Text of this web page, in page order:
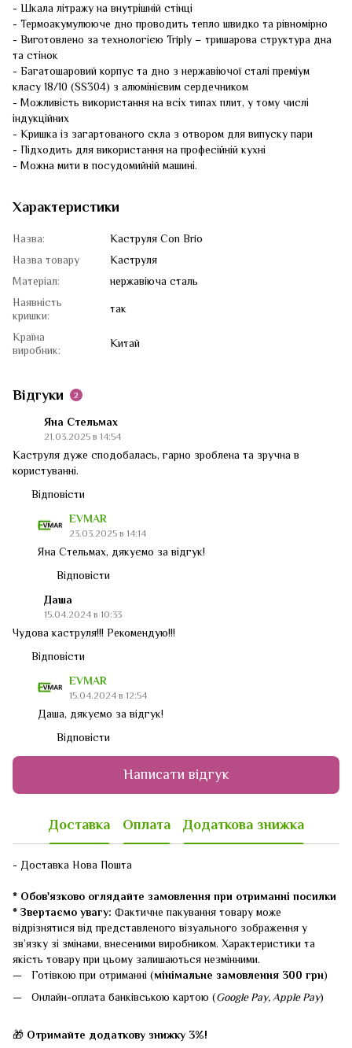
- Шкала літражу на внутрішній стінці
- Термоакумулююче дно проводить тепло швидко та рівномірно
- Виготовлено за технологією Triply – тришарова структура дна
та стінок
- Багатошаровий корпус та дно з нержавіючої сталі преміум
класу 18/10 (SS304) з алюмінієвим сердечником
- Можливість використання на всіх типах плит, у тому числі
індукційних
- Кришка із загартованого скла з отвором для випуску пари
- Підходить для використання на професійній кухні
- Можна мити в посудомийній машині.
Характеристики
Назва:
Каструля Con Brio
Назва товару
Каструля
Матеріал:
нержавіюча сталь
Наявність
кришки:
так
Країна
виробник:
Китай
Відгуки 2
Яна Стельмах
21.03.2025 в 14:54
Каструля дуже сподобалась, гарно зроблена та зручна в
користуванні.
Відповісти
EVMAR
23.03.2025 в 14:14
Яна Стельмах, дякуємо за відгук!
Відповісти
Даша
15.04.2024 в 10:33
Чудова каструля!!! Рекомендую!!!
Відповісти
EVMAR
15.04.2024 в 12:54
Даша, дякуємо за відгук!
Відповісти
Написати відгук
Доставка Оплата Додаткова знижка
- Доставка Нова Пошта
* Обов'язково оглядайте замовлення при отриманні посилки
* Звертаємо увагу: Фактичне пакування товару може
відрізнятися від представленого візуального зображення у
зв’язку зі змінами, внесеними виробником. Характеристики та
якість товару при цьому залишаються незмінними.
Готівкою при отриманні (мінімальне замовлення 300 грн)
Онлайн-оплата банківською картою (Google Pay, Apple Pay)
🎁 Отримайте додаткову знижку 3%!